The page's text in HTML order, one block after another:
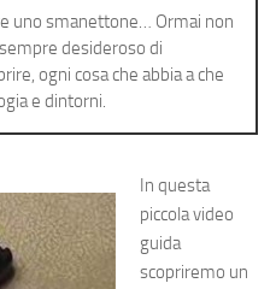
uno smanettone… Ormai non
desideroso di
ogni cosa che abbia a che
e dintorni.
In questa
piccola video
guida
scopriremo un